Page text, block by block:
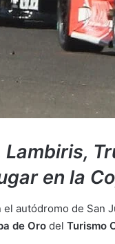
en la
el autódromo de San
de Oro del Turismo